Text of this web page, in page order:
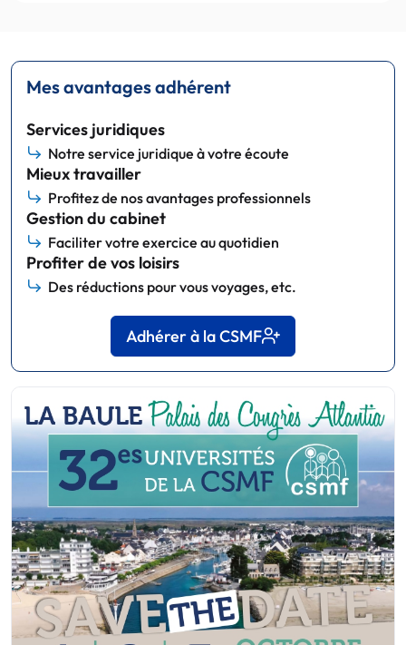
Mes avantages adhérent
Services juridiques
Notre service juridique à votre écoute
Mieux travailler
Profitez de nos avantages professionnels
Gestion du cabinet
Faciliter votre exercice au quotidien
Profiter de vos loisirs
Des réductions pour vous voyages, etc.
Adhérer à la CSMF